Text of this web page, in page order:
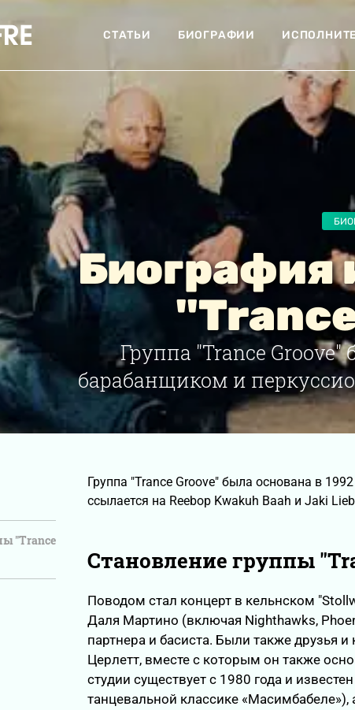
СТАТЬИ БИОГРАФИИ
Биография
Группа "Trance Groove"
барабанщиком и
"Trance
Группа "Trance Groove" была основана в
ссылается на Reebop Kwakuh Baah и Jaki
Становление группы
Поводом стал концерт в кельнском
Даля Мартино (включая Nighthawks,
партнера и басиста. Были также друзья
Церлетт, вместе с которым он также
студии существует с 1980 года и
танцевальной классике